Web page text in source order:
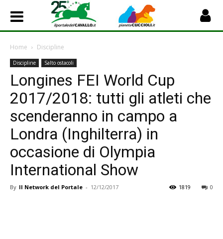
Home Discipline
Discipline Salto ostacoli
Longines FEI World Cup
2017/2018: tutti gli atleti che
scenderanno in campo a
Londra (Inghilterra) in
occasione di Olympia
International Show
By Il Network del Portale - 12/12/2017 0
1819